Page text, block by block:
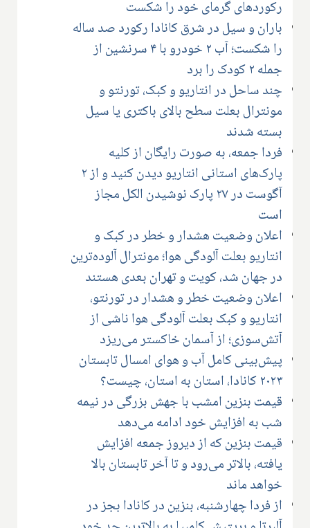
رکوردهای گرمای خود را شکست
باران و سیل در شرق کانادا رکورد صد ساله
را شکست؛ آب ۲ خودرو با ۴ سرنشین از
جمله ۲ کودک را برد
چند ساحل در انتاریو و کبک، تورنتو و
مونترال بعلت سطح بالای باکتری یا سیل
بسته شدند
فردا جمعه، به صورت رایگان از کلیه
پارک‌های استانی انتاریو دیدن کنید و از ۲
آگوست در ۲۷ پارک نوشیدن الکل مجاز
است
اعلان وضعیت هشدار و خطر در کبک و
انتاریو بعلت آلودگی هوا؛ مونترال آلوده‌ترین
در جهان شد، کویت و تهران بعدی هستند
اعلان وضعیت خطر و هشدار در تورنتو،
انتاریو و کبک بعلت آلودگی هوا ناشی از
آتش‌سوزی؛ از آسمان خاکستر می‌ریزد
پیش‌بینی کامل آب و هوای امسال تابستان
۲۰۲۳ کانادا، استان به استان، چیست؟
قیمت بنزین امشب با جهش بزرگی در نیمه
شب به افزایش خود ادامه می‌دهد
قیمت بنزین که از دیروز جمعه افزایش
یافته، بالاتر می‌رود و تا آخر تابستان بالا
خواهد ماند
از فردا چهارشنبه، بنزین در کانادا بجز در